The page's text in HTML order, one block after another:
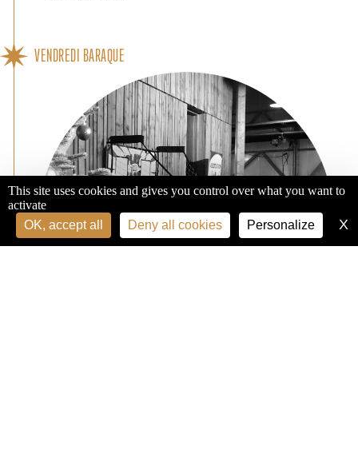
VENDREDI BARAQUE
This site uses cookies and gives you control over what you want to
activate
OK, accept all
Deny all cookies Personalize X